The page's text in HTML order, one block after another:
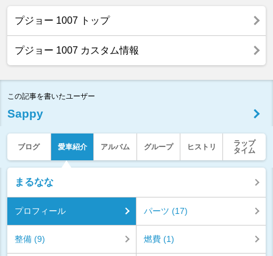
プジョー 1007 トップ
プジョー 1007 カスタム情報
この記事を書いたユーザー
Sappy
ブログ 愛車紹介 アルバム グループ ヒストリ
ラップ
タイム
まるなな
プロフィール パーツ (17)
整備 (9) 燃費 (1)